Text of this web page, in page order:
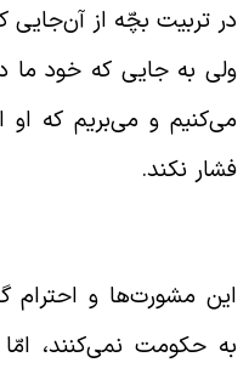
تربیت بچّه از آن‌جایی
به جایی که خود ما
و می‌بریم که او
نکند.
مشورت‌ها و احترام
حکومت نمی‌کنند، امّا